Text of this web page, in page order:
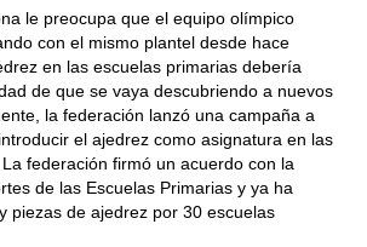
le preocupa que el equipo olímpico
con el mismo plantel desde hace
en las escuelas primarias debería
de que se vaya descubriendo a nuevos
la federación lanzó una campaña a
el ajedrez como asignatura en las
federación firmó un acuerdo con la
de las Escuelas Primarias y ya ha
piezas de ajedrez por 30 escuelas